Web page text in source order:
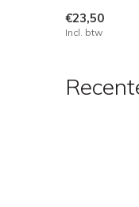
€23,50
Incl. btw